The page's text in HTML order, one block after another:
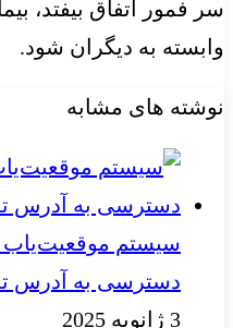
سر فمور اتفاق بیفتد،
وابسته به دیگران شود.
نوشته های مشابه
سیستم
دسترسی به آدرس
3 ژانویه 2025